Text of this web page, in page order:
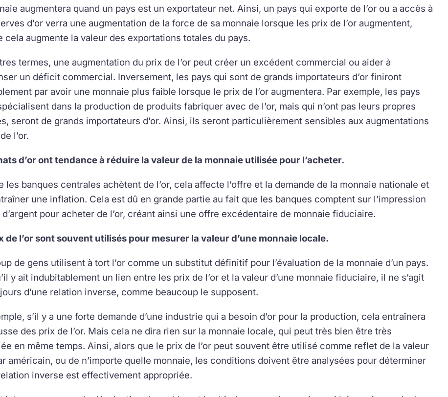
augmentera quand un pays est un exportateur net. Ainsi, un pays qui exporte de l’or ou a accès à
d’or verra une augmentation de la force de sa monnaie lorsque les prix de l’or augmentent,
cela augmente la valeur des exportations totales du pays.
termes, une augmentation du prix de l’or peut créer un excédent commercial ou aider à
un déficit commercial. Inversement, les pays qui sont de grands importateurs d’or finiront
par avoir une monnaie plus faible lorsque le prix de l’or augmentera. Par exemple, les pays
dans la production de produits fabriquer avec de l’or, mais qui n’ont pas leurs propres
seront de grands importateurs d’or. Ainsi, ils seront particulièrement sensibles aux augmentations
l’or.
d’or ont tendance à réduire la valeur de la monnaie utilisée pour l’acheter.
les banques centrales achètent de l’or, cela affecte l’offre et la demande de la monnaie nationale et
une inflation. Cela est dû en grande partie au fait que les banques comptent sur l’impression
pour acheter de l’or, créant ainsi une offre excédentaire de monnaie fiduciaire.
de l’or sont souvent utilisés pour mesurer la valeur d’une monnaie locale.
de gens utilisent à tort l’or comme un substitut définitif pour l’évaluation de la monnaie d’un pays.
y ait indubitablement un lien entre les prix de l’or et la valeur d’une monnaie fiduciaire, il ne s’agit
d’une relation inverse, comme beaucoup le supposent.
s’il y a une forte demande d’une industrie qui a besoin d’or pour la production, cela entraînera
des prix de l’or. Mais cela ne dira rien sur la monnaie locale, qui peut très bien être très
en même temps. Ainsi, alors que le prix de l’or peut souvent être utilisé comme reflet de la valeur
américain, ou de n’importe quelle monnaie, les conditions doivent être analysées pour déterminer
inverse est effectivement appropriée.